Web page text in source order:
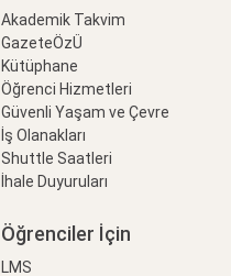
Akademik Takvim
GazeteÖzÜ
Kütüphane
Öğrenci Hizmetleri
Güvenli Yaşam ve Çevre
İş Olanakları
Shuttle Saatleri
İhale Duyuruları
Öğrenciler İçin
LMS